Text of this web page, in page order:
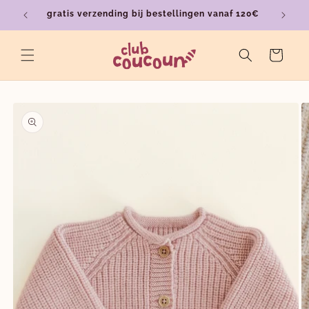
naar de
content
gratis verzending bij bestellingen vanaf 120€
Winkelwagen
direct naar